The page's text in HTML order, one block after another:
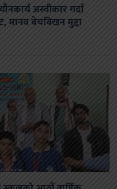
अस्वीकार गर्दा
मानव बेचबिखन मुद्दा